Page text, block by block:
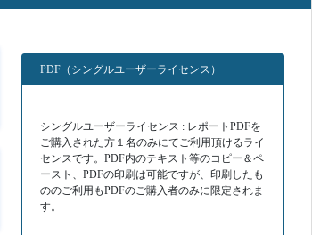
PDF（シングルユーザーライセンス）
シングルユーザーライセンス : レポートPDFを
ご購入された方１名のみにてご利用頂けるライ
センスです。PDF内のテキスト等のコピー＆ペ
ースト、PDFの印刷は可能ですが、印刷したも
ののご利用もPDFのご購入者のみに限定されま
す。